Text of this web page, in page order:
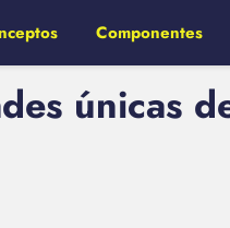
Componentes
únicas